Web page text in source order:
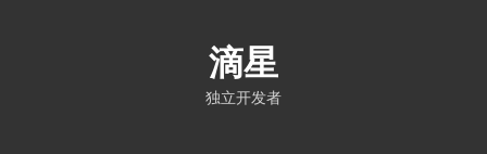
滴星
独立开发者